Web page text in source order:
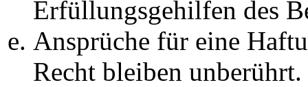
Erfüllungsgehilfen des
Ansprüche für eine
Recht bleiben unberührt.